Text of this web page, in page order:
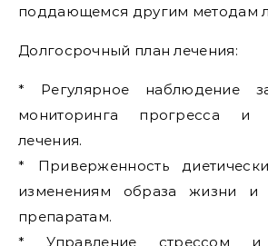
поддающемся другим методам
Долгосрочный план лечения:
* Регулярное наблюдение
мониторинга прогресса и
лечения.
* Приверженность
изменениям образа жизни и
препаратам.
* Управление стрессом и